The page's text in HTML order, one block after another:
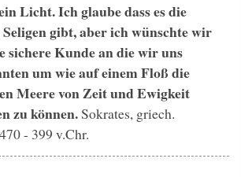
Licht. Ich glaube dass es die
gibt, aber ich wünschte wir
sichere Kunde an die wir uns
um wie auf einem Floß die
Meere von Zeit und Ewigkeit
zu können.Sokrates, griech.
- 399 v.Chr.